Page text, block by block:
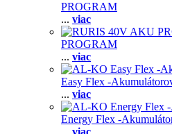
PROGRAM
... viac
PROGRAM
... viac
Easy Flex -
... viac
Energy Flex -
... viac